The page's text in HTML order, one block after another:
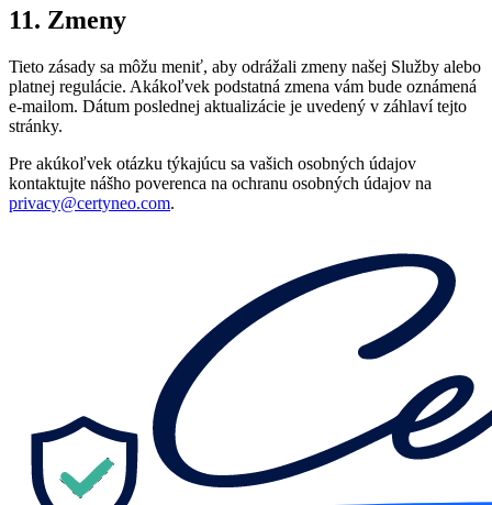
11. Zmeny
Tieto zásady sa môžu meniť, aby odrážali zmeny našej Služby alebo
platnej regulácie. Akákoľvek podstatná zmena vám bude oznámená
e-mailom. Dátum poslednej aktualizácie je uvedený v záhlaví tejto
stránky.
Pre akúkoľvek otázku týkajúcu sa vašich osobných údajov
kontaktujte nášho poverenca na ochranu osobných údajov na
privacy@certyneo.com.